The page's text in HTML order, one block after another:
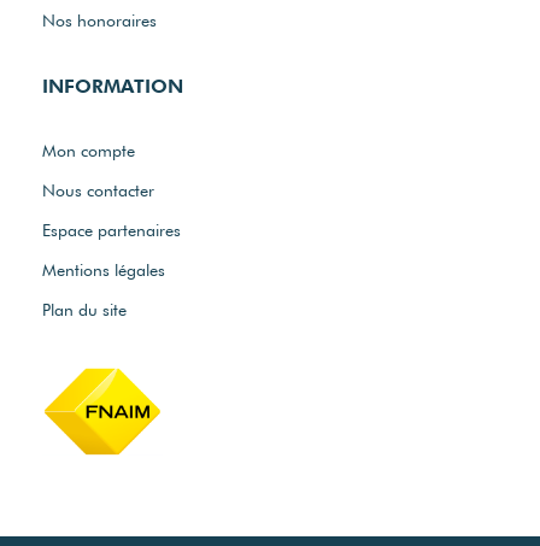
Nos honoraires
INFORMATION
Mon compte
Nous contacter
Espace partenaires
Mentions légales
Plan du site